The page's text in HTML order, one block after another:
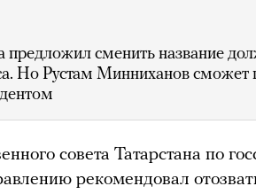
предложил сменить название
Но Рустам Минниханов
совета Татарстана по
рекомендовал